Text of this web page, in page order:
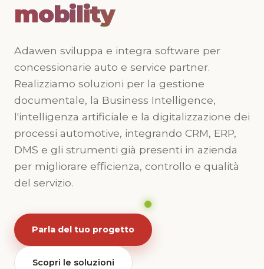
mobility
mobility
mobility
Adawen sviluppa e integra software per
concessionarie auto e service partner.
Realizziamo soluzioni per la gestione
documentale, la Business Intelligence,
l'intelligenza artificiale e la digitalizzazione dei
processi automotive, integrando CRM, ERP,
DMS e gli strumenti già presenti in azienda
per migliorare efficienza, controllo e qualità
del servizio.
Parla del tuo progetto
Scopri le soluzioni